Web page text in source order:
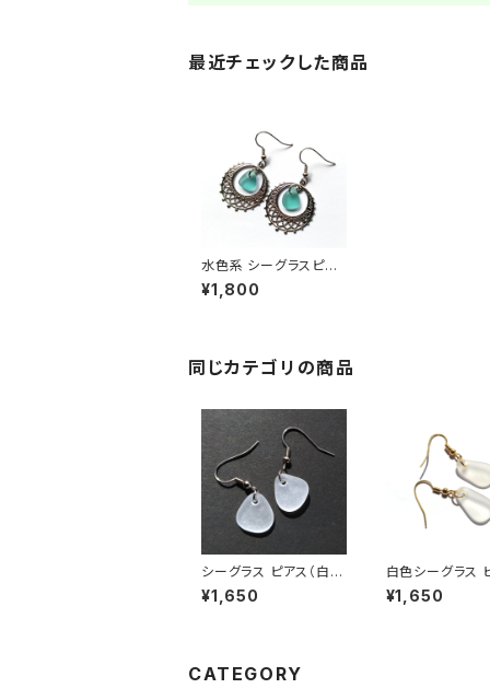
最近チェックした商品
水色系 シーグラスピア
ス BP-2
¥1,800
同じカテゴリの商品
シーグラス ピアス（白色
系） BP-38
¥1,650
白色シーグラス
BP-26
¥1,650
CATEGORY